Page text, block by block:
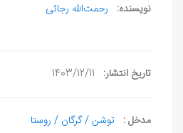
نویسنده: رحمت‌الله رجائی
تاریخ انتشار: 1403/12/11
مدخل : توشن / گرگان / روستا